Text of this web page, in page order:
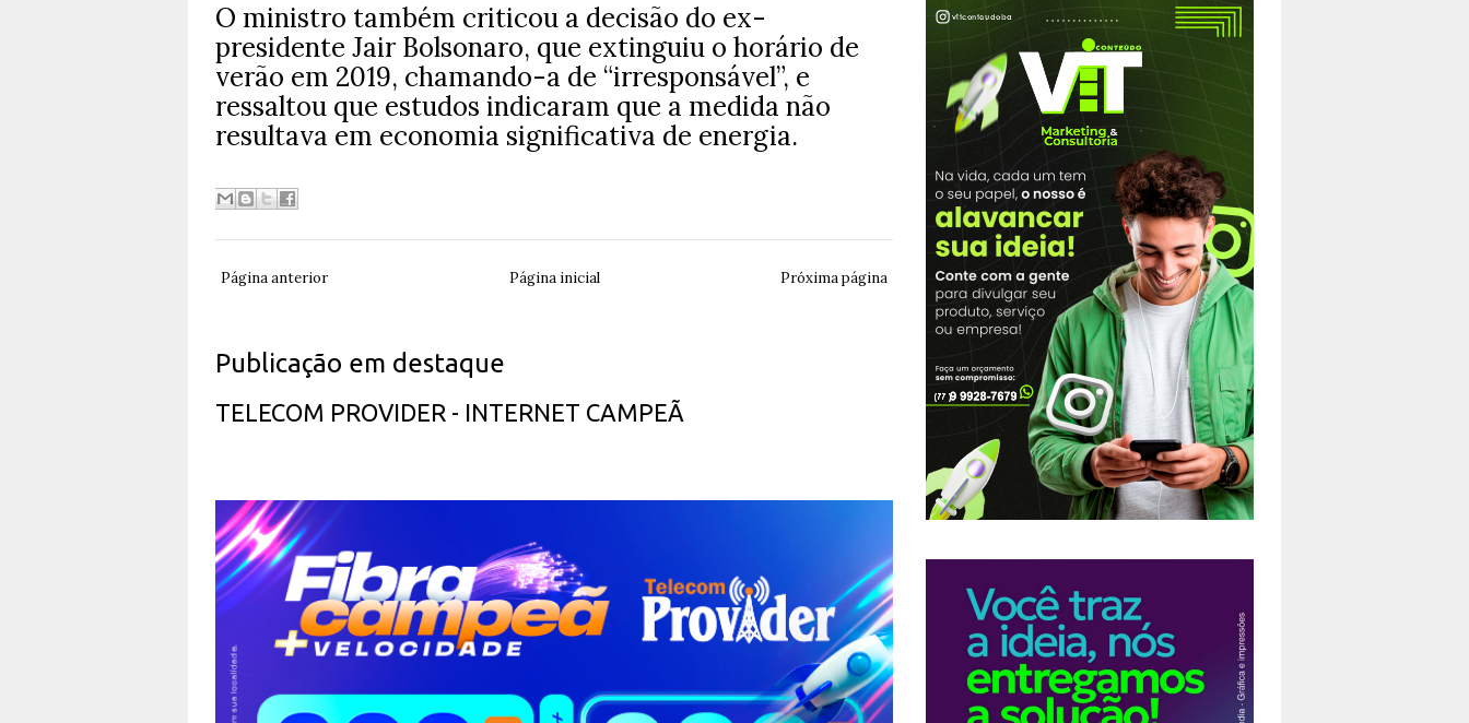
O ministro também criticou a decisão do ex-
presidente Jair Bolsonaro, que extinguiu o horário de
verão em 2019, chamando-a de “irresponsável”, e
ressaltou que estudos indicaram que a medida não
resultava em economia significativa de energia.
Página anterior Próxima página
Página inicial
Publicação em destaque
TELECOM PROVIDER - INTERNET CAMPEÃ